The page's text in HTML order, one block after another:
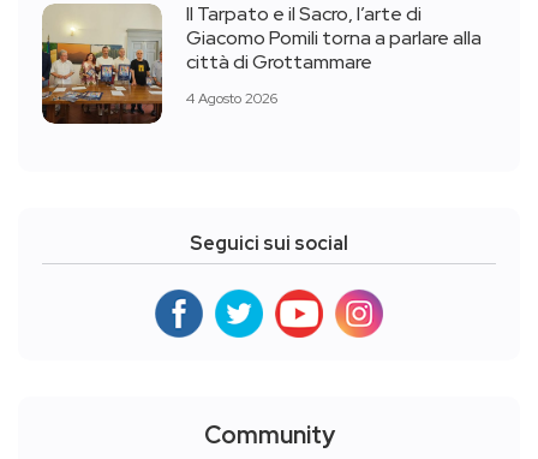
Il Tarpato e il Sacro, l’arte di
Giacomo Pomili torna a parlare alla
città di Grottammare
4 Agosto 2026
Seguici sui social
Community